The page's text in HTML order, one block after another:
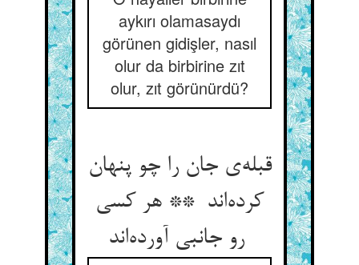
aykırı olamasaydı
görünen gidişler, nasıl
olur da birbirine zıt
olur, zıt görünürdü?
قبله‌ی جان را چو پنهان
کرده‌اند ** هر کسی